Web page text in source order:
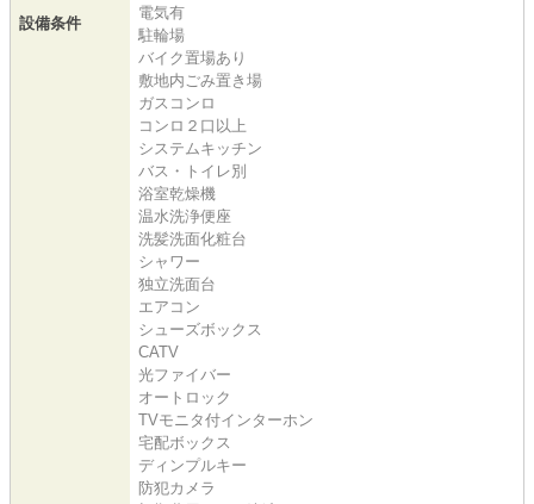
設備条件
電気有
駐輪場
バイク置場あり
敷地内ごみ置き場
ガスコンロ
コンロ２口以上
システムキッチン
バス・トイレ別
浴室乾燥機
温水洗浄便座
洗髪洗面化粧台
シャワー
独立洗面台
エアコン
シューズボックス
CATV
光ファイバー
オートロック
TVモニタ付インターホン
宅配ボックス
ディンプルキー
防犯カメラ